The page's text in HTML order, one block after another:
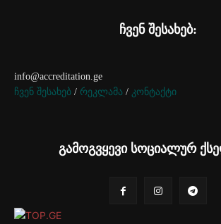
ჩვენ შესახებ:
info@accreditation.ge
ჩვენ შესახებ / რეკლამა / კონტაქტი
გამოგვყევი სოციალურ